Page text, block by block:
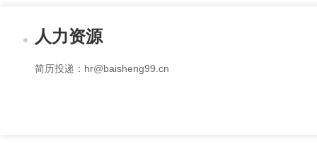
人力资源
简历投递：hr@baisheng99.cn